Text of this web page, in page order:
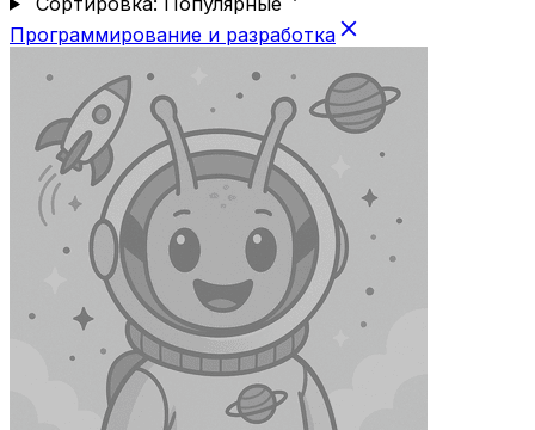
Программирование и разработка close